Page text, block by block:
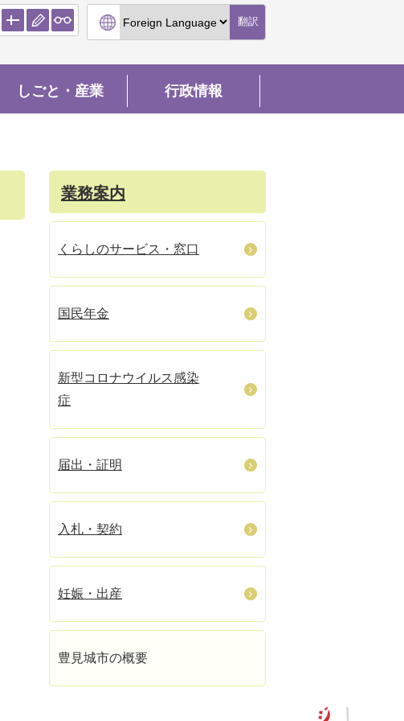
翻訳
しごと・産業 行政情報
業務案内
くらしのサービス・窓口
国民年金
新型コロナウイルス感染
症
届出・証明
入札・契約
妊娠・出産
豊見城市の概要